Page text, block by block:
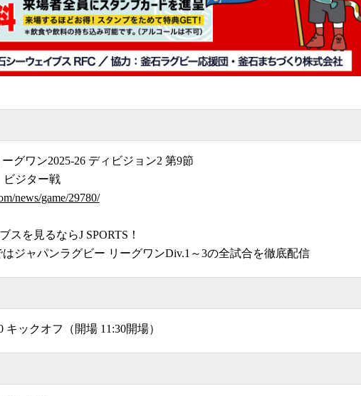
グワン2025-26 ディビジョン2 第9節
ビジター戦
news/game/29780/
スを見るならJ SPORTS！
はジャパンラグビー リーグワンDiv.1～3の全試合を徹底配信
ックオフ（開場 11:30開場）